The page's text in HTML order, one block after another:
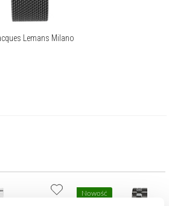
Lemans Milano
Nowość